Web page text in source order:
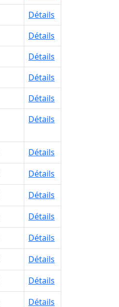
Détails
Détails
Détails
Détails
Détails
Détails
Détails
Détails
Détails
Détails
Détails
Détails
Détails
Détails